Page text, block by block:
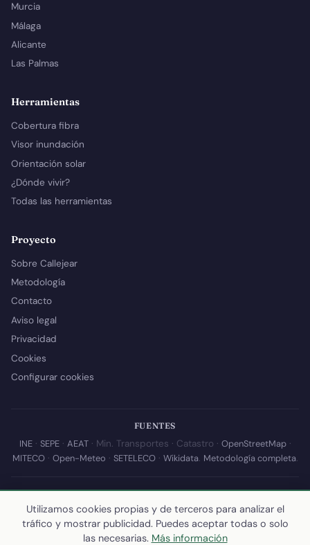
Murcia
Málaga
Alicante
Las Palmas
Herramientas
Cobertura fibra
Visor inundación
Orientación solar
¿Dónde vivir?
Todas las herramientas
Proyecto
Sobre Callejear
Metodología
Contacto
Aviso legal
Privacidad
Cookies
Configurar cookies
FUENTES
INE· SEPE· AEAT· Min. Transportes · Catastro · OpenStreetMap·
MITECO· Open-Meteo · SETELECO· Wikidata. Metodología completa.
© 2026 Callejear.com — Directorio municipal de España con datos
abiertos. Desarrollado y mantenido porYoel Castaño.
Última actualización de esta página:10 de julio de 2026
Utilizamos cookies propias y de terceros para analizar el
tráfico y mostrar publicidad. Puedes aceptar todas o solo
las necesarias. Más información